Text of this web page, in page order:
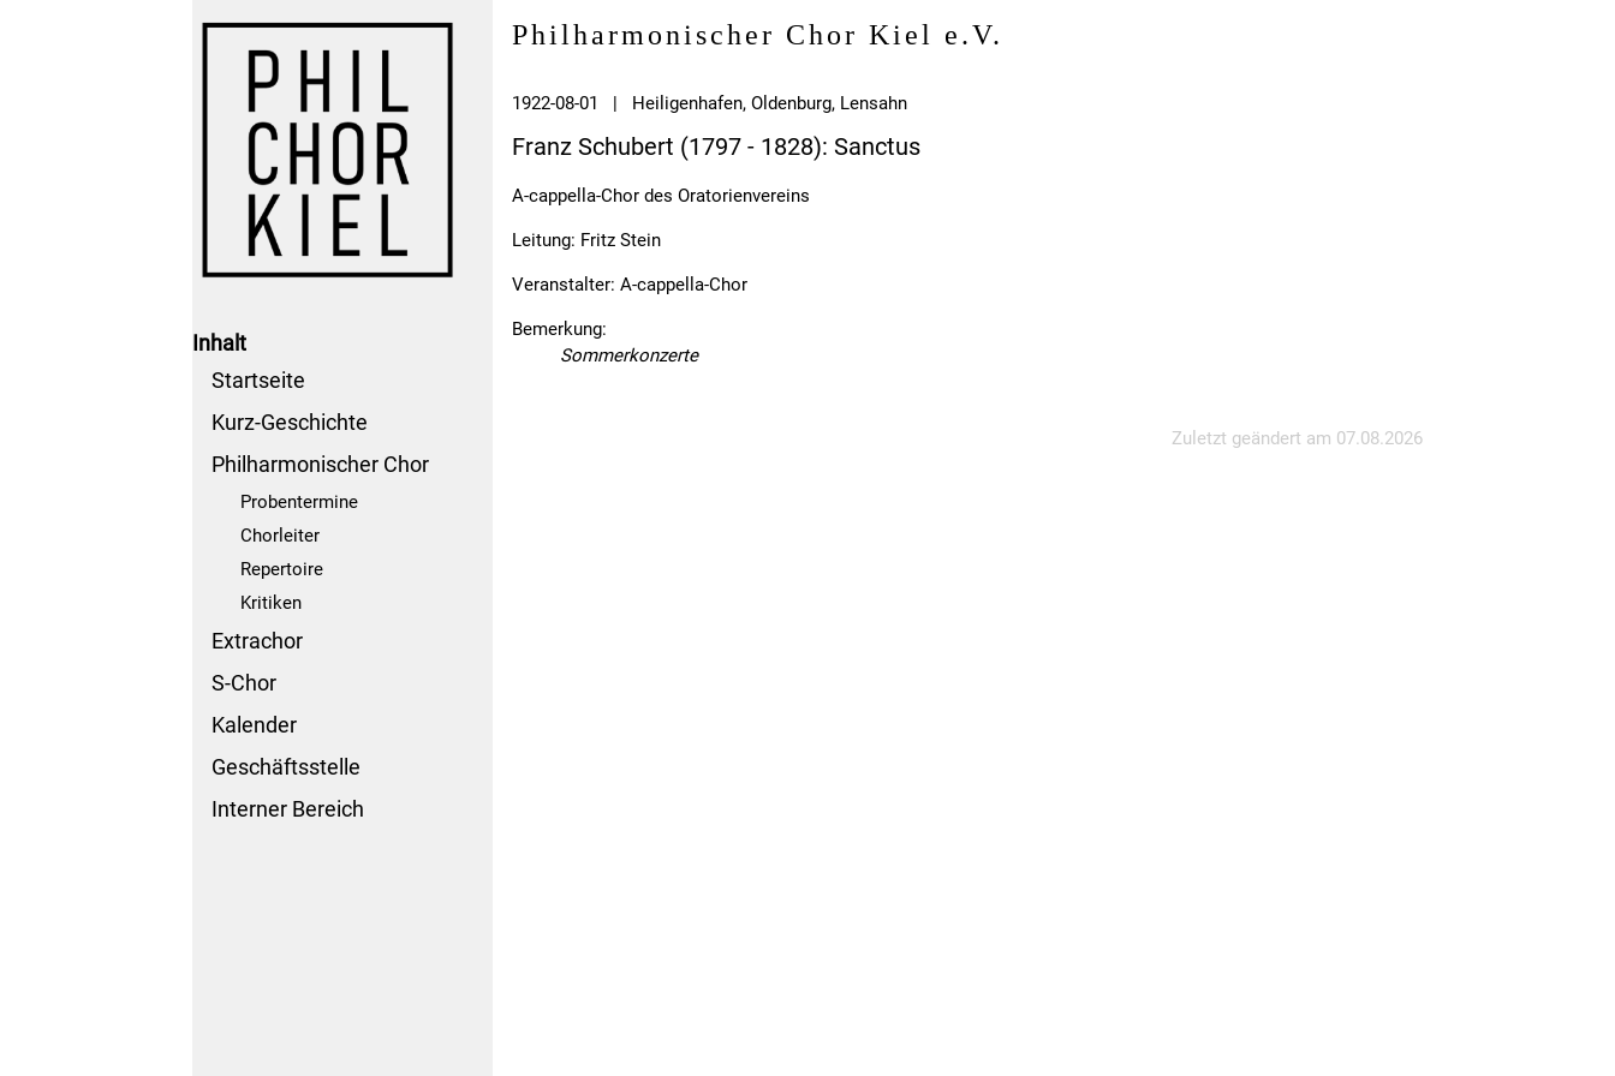
Inhalt
Startseite
Kurz-Geschichte
Philharmonischer Chor
Probentermine
Chorleiter
Repertoire
Kritiken
Extrachor
S-Chor
Kalender
Geschäftsstelle
Interner Bereich
Philharmonischer Chor Kiel e.V.
1922-08-01 | Heiligenhafen, Oldenburg, Lensahn
Franz Schubert (1797 - 1828): Sanctus
A-cappella-Chor des Oratorienvereins
Leitung: Fritz Stein
Veranstalter: A-cappella-Chor
Bemerkung:
Sommerkonzerte
Zuletzt geändert am 07.08.2026